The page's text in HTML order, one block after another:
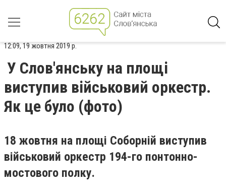
12:09, 19 жовтня 2019 р.
У Слов'янську на площі
виступив військовий оркестр.
Як це було (фото)
18 жовтня на площі Соборній виступив
військовий оркестр 194-го понтонно-
мостового полку.